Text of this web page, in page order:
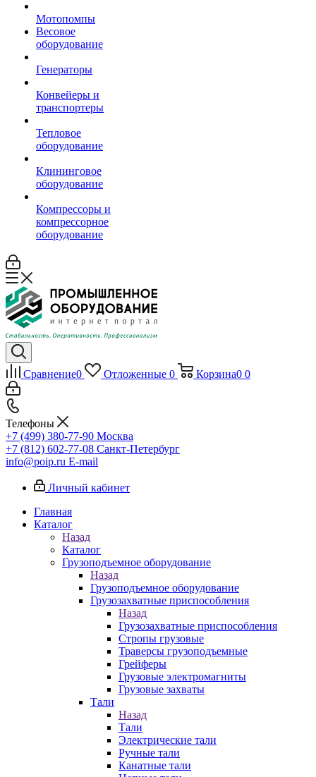
Мотопомпы
Весовое
оборудование
Генераторы
Конвейеры и
транспортеры
Тепловое
оборудование
Клининговое
оборудование
Компрессоры и
компрессорное
оборудование
Сравнение0 Отложенные 0 Корзина0 0
Телефоны
+7 (499) 380-77-90 Москва
+7 (812) 602-77-08 Санкт-Петербург
info@poip.ru E-mail
Личный кабинет
Главная
Каталог
Назад
Каталог
Грузоподъемное оборудование
Назад
Грузоподъемное оборудование
Грузозахватные приспособления
Назад
Грузозахватные приспособления
Стропы грузовые
Траверсы грузоподъемные
Грейферы
Грузовые электромагниты
Грузовые захваты
Тали
Назад
Тали
Электрические тали
Ручные тали
Канатные тали